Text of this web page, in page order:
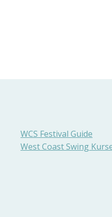
WCS Festival Guide
West Coast Swing